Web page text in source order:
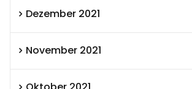
Dezember 2021
November 2021